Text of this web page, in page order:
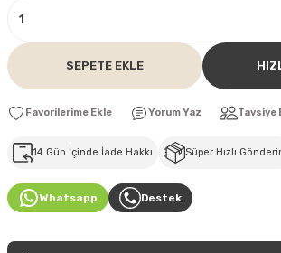
SEPETE EKLE
Yorum Yaz Tavsiye
14 Gün İçinde İade Hakkı Süper Hızlı
Whatsapp Destek